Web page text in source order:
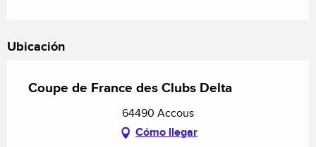
Ubicación
Coupe de France des Clubs Delta
64490 Accous
Cómo llegar